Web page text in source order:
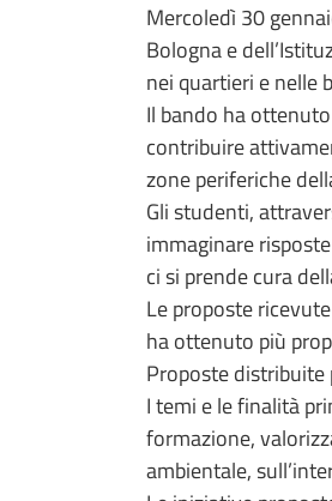
Mercoledì 30
Bologna e
nei quartieri e nelle
Il bando ha
contribuire
zone periferiche
Gli studenti,
immaginare
ci si prende cura
Le proposte
ha ottenuto più
Proposte distribuite
I temi e le finalità
formazione,
ambientale,